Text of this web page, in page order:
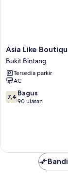
Asia
Like
Boutique
Hotel
Bukit
Bintang
Asia Like
Bukit Bintang
Tersedia parkir
AC
7.4
dari
7,4 Bagus
90 ulasan